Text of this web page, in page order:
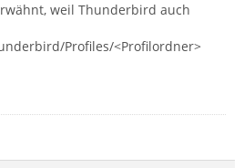
weil Thunderbird auch
Profiles/<Profilordner>